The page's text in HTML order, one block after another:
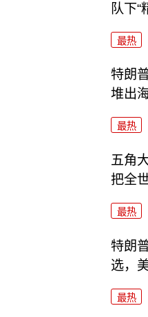
队下“
最热
特朗
堆出
最热
五角
把全
最热
特朗
选，
最热